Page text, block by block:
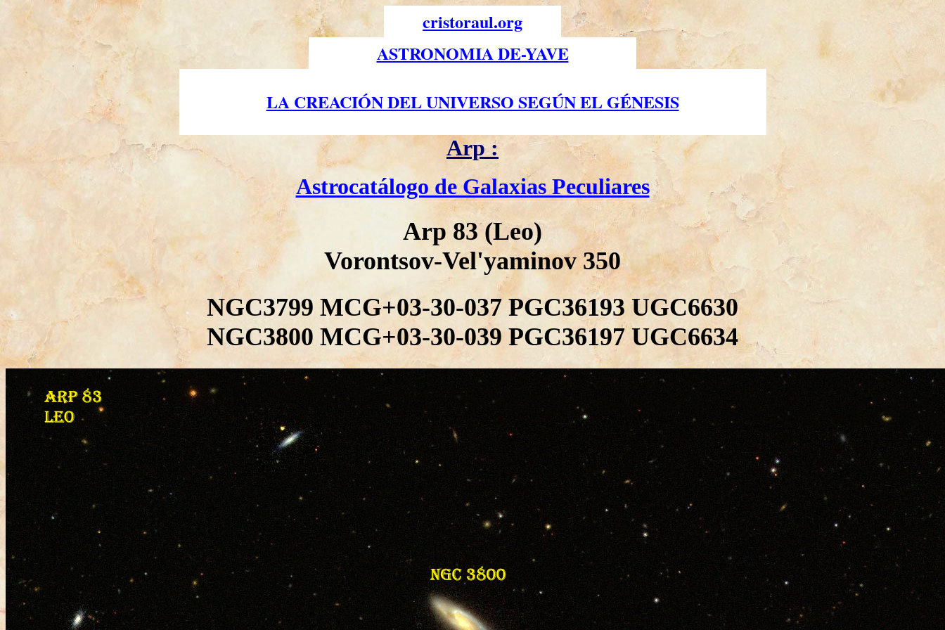
cristoraul.org
ASTRONOMIA DE-YAVE
LA CREACIÓN DEL UNIVERSO SEGÚN EL GÉNESIS
Arp :
Astrocatálogo de Galaxias Peculiares
Arp 83 (Leo)
Vorontsov-Vel'yaminov 350
NGC3799 MCG+03-30-037 PGC36193 UGC6630
NGC3800 MCG+03-30-039 PGC36197 UGC6634